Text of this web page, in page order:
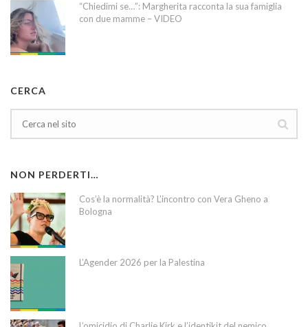
“Chiedimi se…”: Margherita racconta la sua famiglia
con due mamme – VIDEO
CERCA
NON PERDERTI…
Cos’è la normalità? L’incontro con Vera Gheno a
Bologna
L’Agender 2026 per la Palestina